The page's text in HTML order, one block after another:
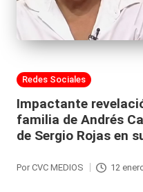
Publicada
Redes Sociales
Impactante
familia de Andrés
de Sergio Rojas en
Por CVC MEDIOS 12